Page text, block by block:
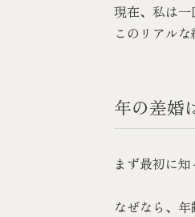
現在、私は一
このリアル
年の差婚
まず最初に
なぜなら、年